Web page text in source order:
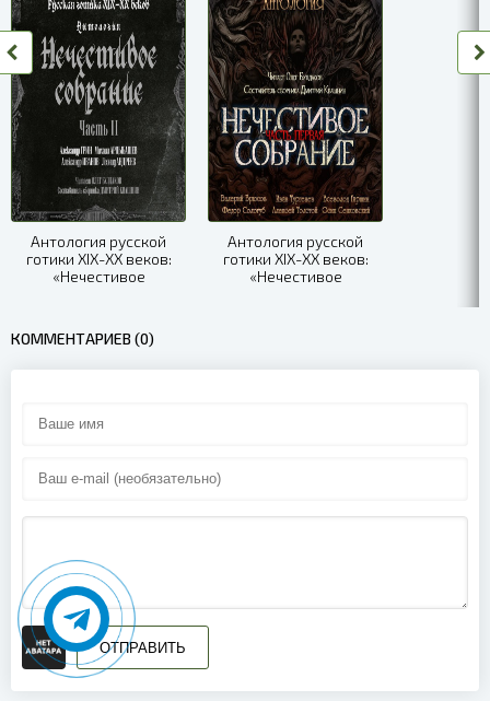
Антология русской
готики XIX-XX веков:
«Нечестивое
Антология русской
готики XIX-XX веков:
«Нечестивое
КОММЕНТАРИЕВ (0)
ОТПРАВИТЬ